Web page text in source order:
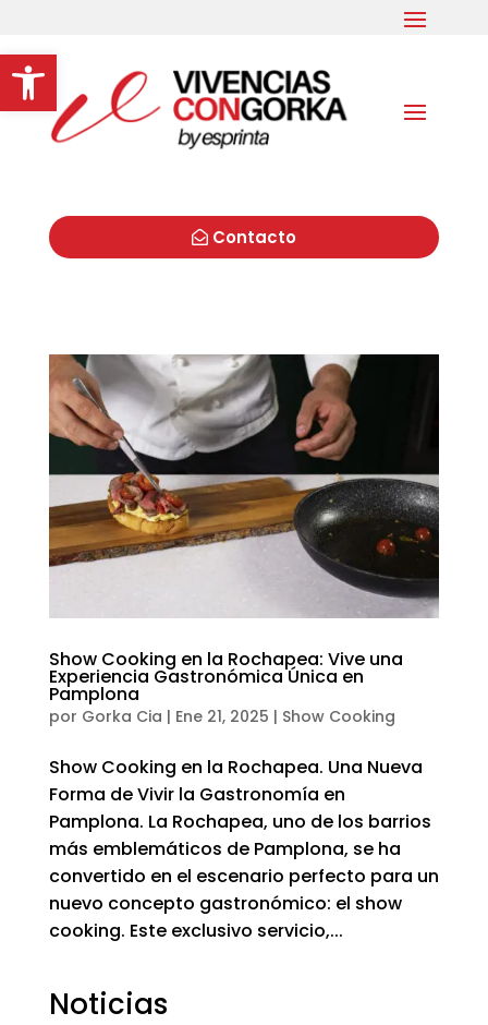
Abrir barra de herramientas
Contacto
Show Cooking en la Rochapea: Vive una
Experiencia Gastronómica Única en
Pamplona
por Gorka Cia | Ene 21, 2025 | Show Cooking
Show Cooking en la Rochapea. Una Nueva
Forma de Vivir la Gastronomía en
Pamplona. La Rochapea, uno de los barrios
más emblemáticos de Pamplona, se ha
convertido en el escenario perfecto para un
nuevo concepto gastronómico: el show
cooking. Este exclusivo servicio,...
Noticias